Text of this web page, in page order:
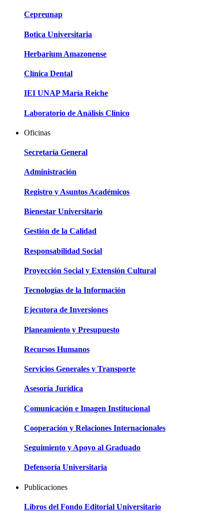
Cepreunap
Botica Universitaria
Herbarium Amazonense
Clínica Dental
IEI UNAP María Reiche
Laboratorio de Análisis Clínico
Oficinas
Secretaría General
Administración
Registro y Asuntos Académicos
Bienestar Universitario
Gestión de la Calidad
Responsabilidad Social
Proyección Social y Extensión Cultural
Tecnologías de la Información
Ejecutora de Inversiones
Planeamiento y Presupuesto
Recursos Humanos
Servicios Generales y Transporte
Asesoría Jurídica
Comunicación e Imagen Institucional
Cooperación y Relaciones Internacionales
Seguimiento y Apoyo al Graduado
Defensoría Universitaria
Publicaciones
Libros del Fondo Editorial Universitario